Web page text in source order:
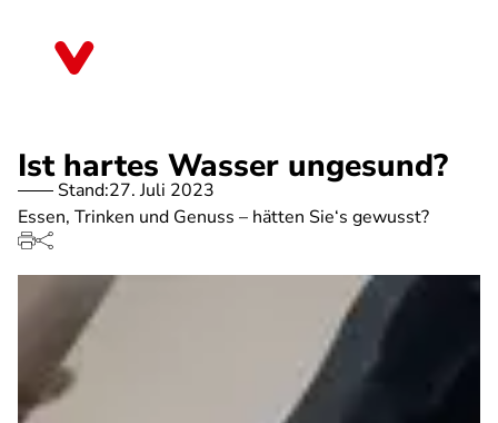
Ist hartes Wasser ungesund?
Stand:27. Juli 2023
Essen, Trinken und Genuss – hätten Sie‘s gewusst?